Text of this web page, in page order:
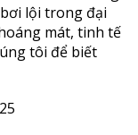
lội trong đại
mát, tinh tế
tôi để biết